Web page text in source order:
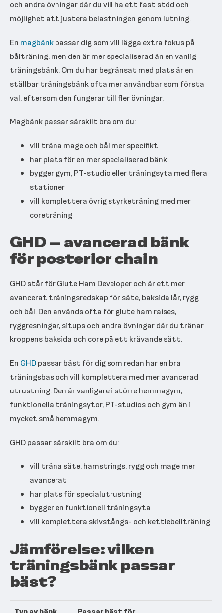
och andra övningar där du vill ha ett fast stöd och
möjlighet att justera belastningen genom lutning.
En magbänkpassar dig som vill lägga extra fokus på
bålträning, men den är mer specialiserad än en vanlig
träningsbänk. Om du har begränsat med plats är en
ställbar träningsbänk ofta mer användbar som första
val, eftersom den fungerar till fler övningar.
Magbänk passar särskilt bra om du:
vill träna mage och bål mer specifikt
har plats för en mer specialiserad bänk
bygger gym, PT-studio eller träningsyta med flera
stationer
vill komplettera övrig styrketräning med mer
coreträning
GHD – avancerad bänk
för posterior chain
GHD står för Glute Ham Developer och är ett mer
avancerat träningsredskap för säte, baksida lår, rygg
och bål. Den används ofta för glute ham raises,
ryggresningar, situps och andra övningar där du tränar
kroppens baksida och core på ett krävande sätt.
En GHDpassar bäst för dig som redan har en bra
träningsbas och vill komplettera med mer avancerad
utrustning. Den är vanligare i större hemmagym,
funktionella träningsytor, PT-studios och gym än i
mycket små hemmagym.
GHD passar särskilt bra om du:
vill träna säte, hamstrings, rygg och mage mer
avancerat
har plats för specialutrustning
bygger en funktionell träningsyta
vill komplettera skivstångs- och kettlebellträning
Jämförelse: vilken
träningsbänk passar
bäst?